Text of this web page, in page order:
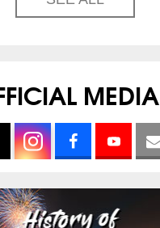
MEDIA